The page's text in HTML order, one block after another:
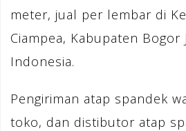
meter, jual per lembar di
Ciampea, Kabupaten Bogor
Indonesia.
Pengiriman atap spandek
toko, dan distibutor atap